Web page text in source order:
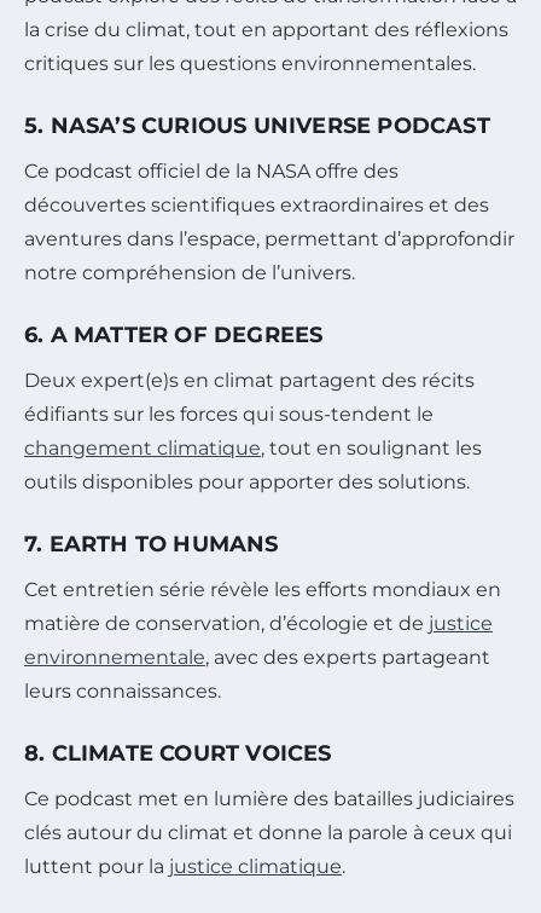
la crise du climat, tout en apportant des réflexions
critiques sur les questions environnementales.
5. NASA’S CURIOUS UNIVERSE PODCAST
Ce podcast officiel de la NASA offre des
découvertes scientifiques extraordinaires et des
aventures dans l’espace, permettant d’approfondir
notre compréhension de l’univers.
6. A MATTER OF DEGREES
Deux expert(e)s en climat partagent des récits
édifiants sur les forces qui sous-tendent le
changement climatique, tout en soulignant les
outils disponibles pour apporter des solutions.
7. EARTH TO HUMANS
Cet entretien série révèle les efforts mondiaux en
matière de conservation, d’écologie et de justice
environnementale, avec des experts partageant
leurs connaissances.
8. CLIMATE COURT VOICES
Ce podcast met en lumière des batailles judiciaires
clés autour du climat et donne la parole à ceux qui
luttent pour la justice climatique.